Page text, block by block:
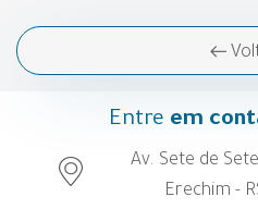
Entre em
Av. Sete de
Erechim -